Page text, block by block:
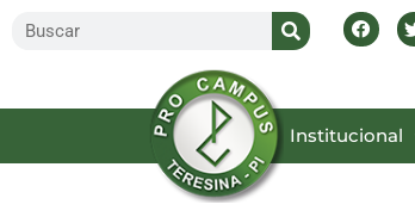
Inicial Institucional